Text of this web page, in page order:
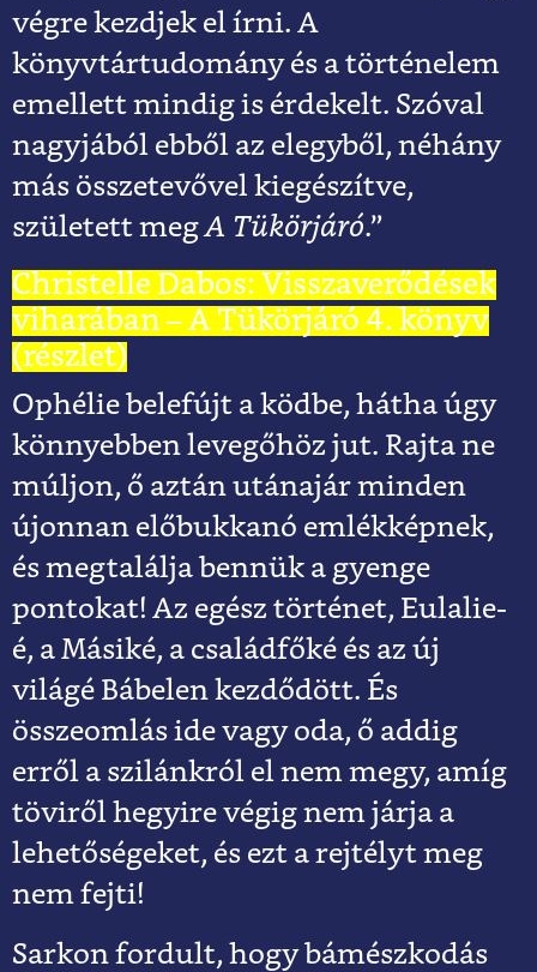
végre kezdjek el írni. A
könyvtártudomány és a történelem
emellett mindig is érdekelt. Szóval
nagyjából ebből az elegyből, néhány
más összetevővel kiegészítve,
született megA Tükörjáró.”
Christelle Dabos: Visszaverődések
viharában – A Tükörjáró 4. könyv
(részlet)
Ophélie belefújt a ködbe, hátha úgy
könnyebben levegőhöz jut. Rajta ne
múljon, ő aztán utánajár minden
újonnan előbukkanó emlékképnek,
és megtalálja bennük a gyenge
pontokat! Az egész történet, Eulalie-
é, a Másiké, a családfőké és az új
világé Bábelen kezdődött. És
összeomlás ide vagy oda, ő addig
erről a szilánkról el nem megy, amíg
töviről hegyire végig nem járja a
lehetőségeket, és ezt a rejtélyt meg
nem fejti!
Sarkon fordult, hogy bámészkodás